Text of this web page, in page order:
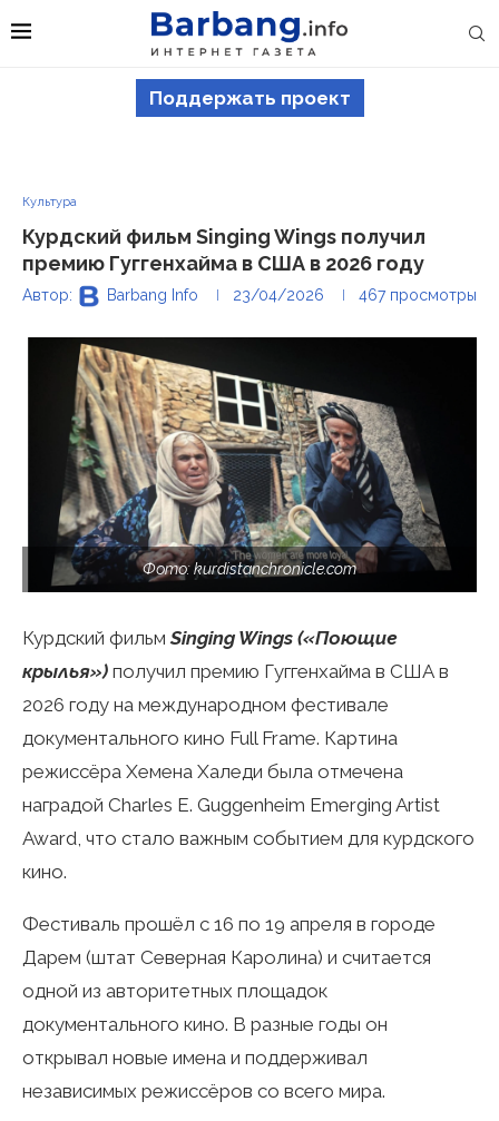
Поддержать проект
Культура
Курдский фильм Singing Wings получил
премию Гуггенхайма в США в 2026 году
Автор: Barbang Info 23/04/2026 467просмотры
Фото: kurdistanchronicle.com
Курдский фильмSinging Wings («Поющие
крылья») получил премию Гуггенхайма в США в
2026 году на международном фестивале
документального кино Full Frame. Картина
режиссёра Хемена Халеди была отмечена
наградой Charles E. Guggenheim Emerging Artist
Award, что стало важным событием для курдского
кино.
Фестиваль прошёл с 16 по 19 апреля в городе
Дарем (штат Северная Каролина) и считается
одной из авторитетных площадок
документального кино. В разные годы он
открывал новые имена и поддерживал
независимых режиссёров со всего мира.